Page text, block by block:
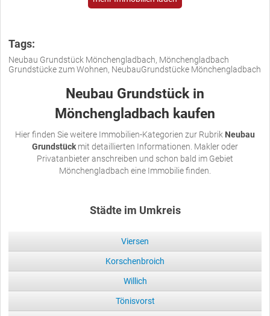
Tags:
Neubau Grundstück Mönchengladbach, Mönchengladbach
Grundstücke zum Wohnen, NeubauGrundstücke Mönchengladbach
Neubau Grundstück in
Mönchengladbach kaufen
Hier finden Sie weitere Immobilien-Kategorien zur Rubrik Neubau
Grundstück mit detaillierten Informationen. Makler oder
Privatanbieter anschreiben und schon bald im Gebiet
Mönchengladbach eine Immobilie finden.
Städte im Umkreis
Viersen
Korschenbroich
Willich
Tönisvorst